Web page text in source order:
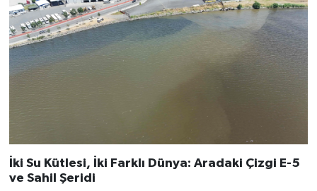
İki Su Kütlesi, İki Farklı Dünya: Aradaki Çizgi E-5
ve Sahil Şeridi